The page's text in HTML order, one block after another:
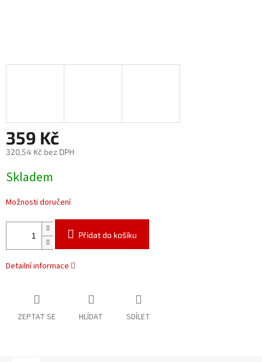
359 Kč
320,54 Kč bez DPH
cena:
Skladem
Možnosti doručení
Přidat do košíku
Detailní informace
ZEPTAT SE HLÍDAT SDÍLET